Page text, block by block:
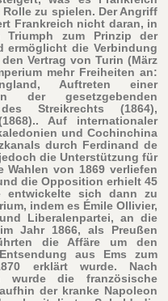
zu spielen. Der Angriff
Frankreich nicht daran, in
Triumph zum Prinzip der
ermöglicht die Verbindung
Vertrag von Turin (März
mehr Freiheiten an:
Auftreten einer
der gesetzgebenden
Streikrechts (1864),
Auf internationaler
und Cochinchina
durch Ferdinand de
die Unterstützung für
Wahlen von 1869 verliefen
die Opposition erhielt 45
entwickelte sich dann zu
indem es Émile Ollivier,
Liberalenpartei, an die
Jahr 1866, als Preußen
die Affäre um den
aus Ems zum
erklärt wurde. Nach
wurde die französische
der kranke Napoleon